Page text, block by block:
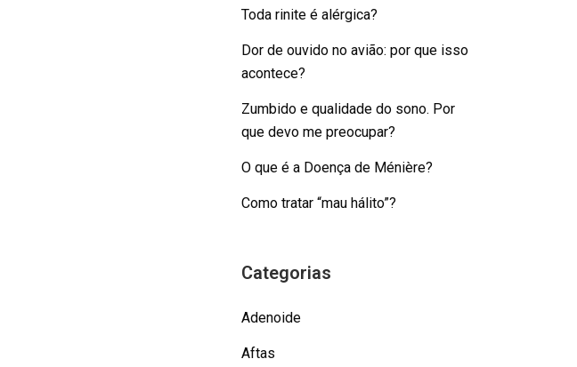
Toda rinite é alérgica?
Dor de ouvido no avião: por que isso
acontece?
Zumbido e qualidade do sono. Por
que devo me preocupar?
O que é a Doença de Ménière?
Como tratar “mau hálito”?
Categorias
Adenoide
Aftas